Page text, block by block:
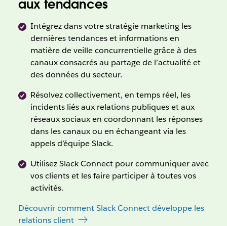
aux tendances
Intégrez dans votre stratégie marketing les
dernières tendances et informations en
matière de veille concurrentielle grâce à des
canaux consacrés au partage de l’actualité et
des données du secteur.
Résolvez collectivement, en temps réel, les
incidents liés aux relations publiques et aux
réseaux sociaux en coordonnant les réponses
dans les canaux ou en échangeant via les
appels d’équipe Slack.
Utilisez Slack Connect pour communiquer avec
vos clients et les faire participer à toutes vos
activités.
Découvrir comment Slack Connect développe les
relations client